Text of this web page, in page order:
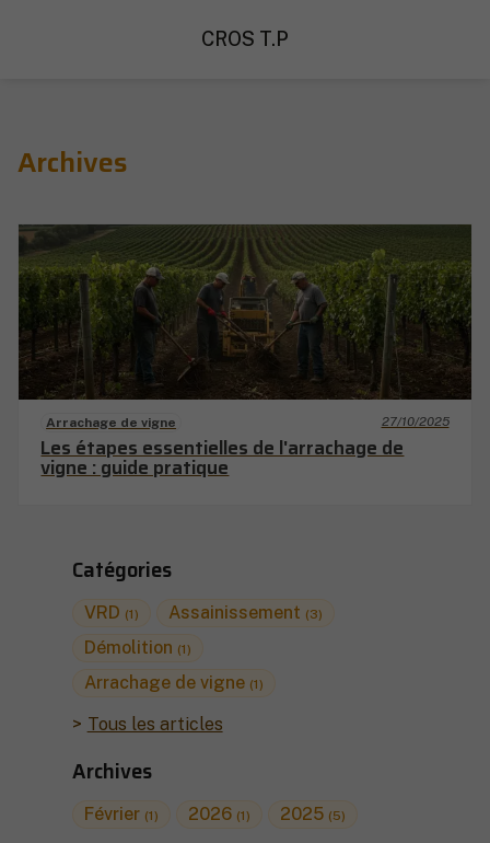
CROS T.P
Catégories
VRD (1) Assainissement (3)
Démolition (1)
Arrachage de vigne (1)
Tous les articles
Archives
Février (1) 2026 (1) 2025 (5)
Archives
Arrachage de vigne 27/10/2025
Les étapes essentielles de l'arrachage de
vigne : guide pratique